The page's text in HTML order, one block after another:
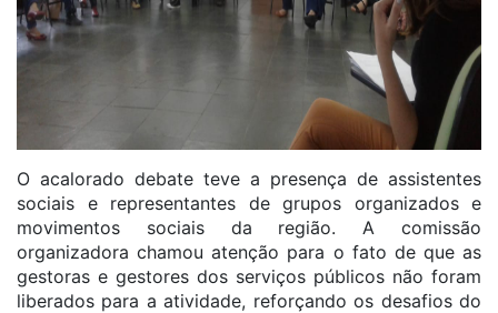
O acalorado debate teve a presença de assistentes
sociais e representantes de grupos organizados e
movimentos sociais da região. A comissão
organizadora chamou atenção para o fato de que as
gestoras e gestores dos serviços públicos não foram
liberados para a atividade, reforçando os desafios do